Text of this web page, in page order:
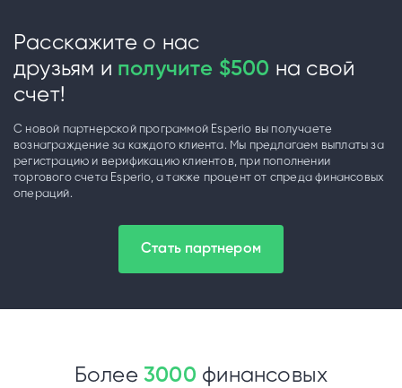
Расскажите о нас
друзьям и получите $500 на свой
счет!
С новой партнерской программой Esperio вы получаете
вознаграждение за каждого клиента. Мы предлагаем выплаты за
регистрацию и верификацию клиентов, при пополнении
торгового счета Esperio, а также процент от спреда финансовых
операций.
Стать партнером
Более3000финансовых